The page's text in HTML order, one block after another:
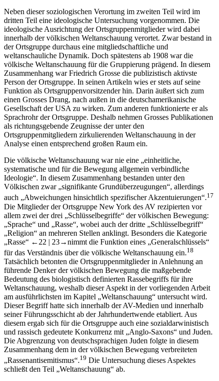
Neben dieser soziologischen Verortung im zweiten Teil wird im
dritten Teil eine ideologische Untersuchung vorgenommen. Die
ideologische Ausrichtung der Ortsgruppenmitglieder wird dabei
innerhalb der völkischen Weltanschauung verortet. Zwar bestand in
der Ortsgruppe durchaus eine mitgliedschaftliche und
weltanschauliche Dynamik. Doch spätestens ab 1908 war die
völkische Weltanschauung für die Gruppierung prägend. In diesem
Zusammenhang war Friedrich Grosse die publizistisch aktivste
Person der Ortsgruppe. In seinen Artikeln wies er stets auf seine
Funktion als Ortsgruppenvorsitzender hin. Darin äußert sich zum
einen Grosses Drang, nach außen in die deutschamerikanische
Gesellschaft der USA zu wirken. Zum anderen funktionierte er als
Sprachrohr der Ortsgruppe. Deshalb nehmen Grosses Publikationen
als richtungsgebende Zeugnisse der unter den
Ortsgruppenmitgliedern zirkulierenden Weltanschauung in der
Analyse einen entsprechend großen Raum ein.
Die völkische Weltanschauung war nie eine „einheitliche,
systematische und für die Bewegung allgemein verbindliche
Ideologie“. In diesem Zusammenhang bestanden unter den
Völkischen zwar „signifikante Grundüberzeugungen“, allerdings
auch „Abweichungen hinsichtlich spezifischer Akzentuierungen“.17
Die Mitglieder der Ortsgruppe New York des AV rezipierten vor
allem zwei der drei „Schlüsselbegriffe“ der völkischen Bewegung:
„Sprache“ und „Rasse“, wobei auch der dritte „Schlüsselbegriff“
„Religion“ an mehreren Stellen anklingt. Besonders die Kategorie
„Rasse“ ←22 | 23→nimmt die Funktion eines „Generalschlüssels“
für das Verständnis über die völkische Weltanschauung ein.18
Tatsächlich betonten die Ortsgruppenmitglieder in Anlehnung an
führende Denker der völkischen Bewegung die maßgebende
Bedeutung des biologistisch definierten Rassebegriffs für ihre
Weltanschauung, weshalb dieser Aspekt in der vorliegenden Arbeit
am ausführlichsten im Kapitel „Weltanschauung“ untersucht wird.
Dieser Begriff hatte sich innerhalb der AV-Medien und innerhalb
seiner Führungsschicht ab der Jahrhundertwende etabliert. Aus
diesem ergab sich für die Ortsgruppe auch eine sozialdarwinistisch
und rassisch gedeutete Konkurrenz mit „Anglo-Saxons“ und Juden.
Die Abgrenzung von deutschsprachigen Juden folgte in diesem
Zusammenhang dem in der völkischen Bewegung verbreiteten
„Rassenantisemitismus“.19 Die Untersuchung dieses Aspektes
schließt den Teil „Weltanschauung“ ab.